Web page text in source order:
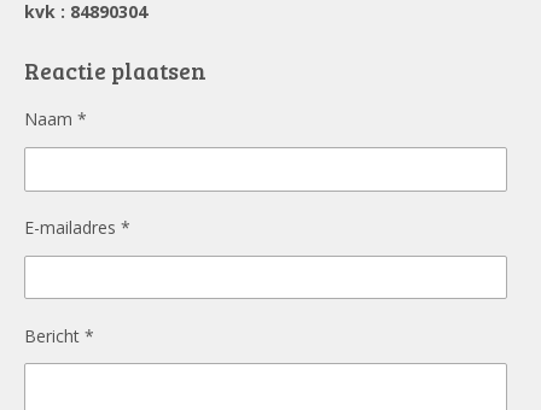
e
o
kvk : 84890304
Reactie plaatsen
Naam *
E-mailadres *
Bericht *